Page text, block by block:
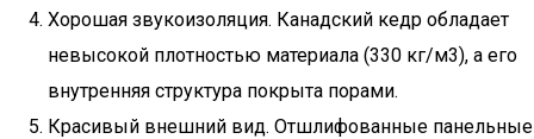
Хорошая звукоизоляция. Канадский кедр обладает
невысокой плотностью материала (330 кг/м3), а его
внутренняя структура покрыта порами.
Красивый внешний вид. Отшлифованные панельные